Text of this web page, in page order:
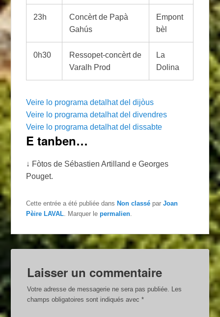
23h
Concèrt de Papà
Gahús
Empont
bèl
0h30
Ressopet-concèrt de
Varalh Prod
La
Dolina
Veire lo programa detalhat del dijòus
Veire lo programa detalhat del divendres
Veire lo programa detalhat del dissabte
E tanben…
↓ Fòtos de Sébastien Artilland e Georges
Pouget.
Cette entrée a été publiée dans Non classé parJoan
Pèire LAVAL. Marquer lepermalien.
Laisser un commentaire
Votre adresse de messagerie ne sera pas publiée. Les
champs obligatoires sont indiqués avec*